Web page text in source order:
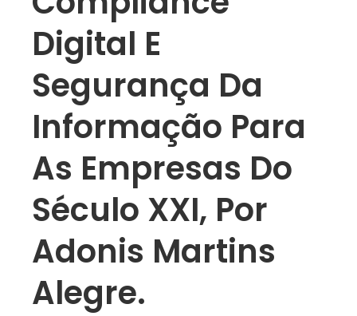
Digital E
Segurança Da
Informação Para
As Empresas Do
Século XXI, Por
Adonis Martins
Alegre.